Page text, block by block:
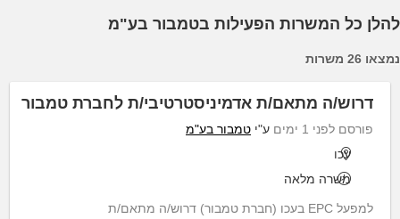
להלן כל המשרות הפעילות בטמבור בע"מ
נמצאו 26 משרות
דרוש/ה מתאם/ת אדמיניסטרטיבי/ת לחברת טמבור
פורסם לפני 1 ימים ע"י טמבור בע"מ
עכו
משרה מלאה
למפעל EPC בעכו (חברת טמבור) דרוש/ה מתאם/ת